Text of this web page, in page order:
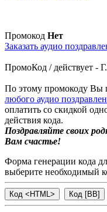
Промокод Нет
Заказать аудио
ПромоКод / действует -
По этому промокоду Вы
любого аудио
оплатить со скидкой
действия кода.
Поздравляйте своих
Вам счастье!
Форма генерации кода
выберите необходимый